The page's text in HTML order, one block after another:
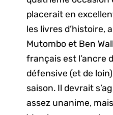
placerait en
les livres d’histoire,
Mutombo et Ben
français est l’ancre
défensive (et de
saison. Il devrait
assez unanime,